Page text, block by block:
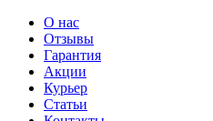
О нас
Отзывы
Гарантия
Акции
Курьер
Статьи